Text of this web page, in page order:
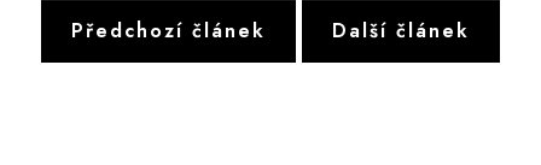
Předchozí článek Další článek